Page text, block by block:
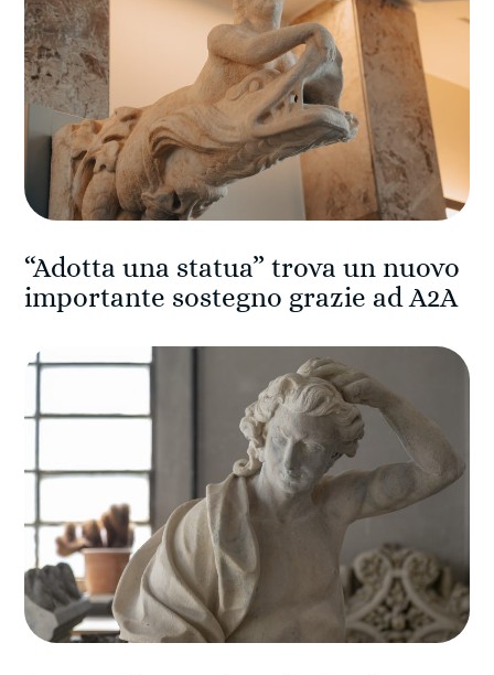
“Adotta una statua” trova un nuovo
importante sostegno grazie ad A2A